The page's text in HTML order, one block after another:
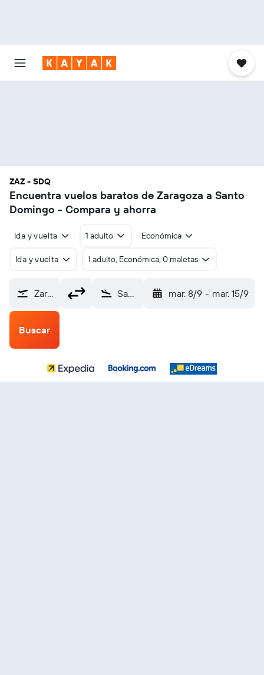
ZAZ - SDQ
Encuentra vuelos baratos de Zaragoza a Santo
Domingo - Compara y ahorra
Ida y vuelta 1 adulto Económica
Ida y vuelta 1 adulto, Económica, 0 maletas
Zaragoza (ZAZ) Santo Domingo Internacional Las Américas (SDQ) mar. 8/9 - mar. 15/9
Buscar